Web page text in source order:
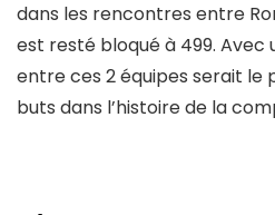
dans les rencontres entre
est resté bloqué à 499. Avec
entre ces 2 équipes serait
buts dans l’histoire de la